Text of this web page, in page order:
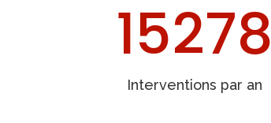
15278
Interventions par an